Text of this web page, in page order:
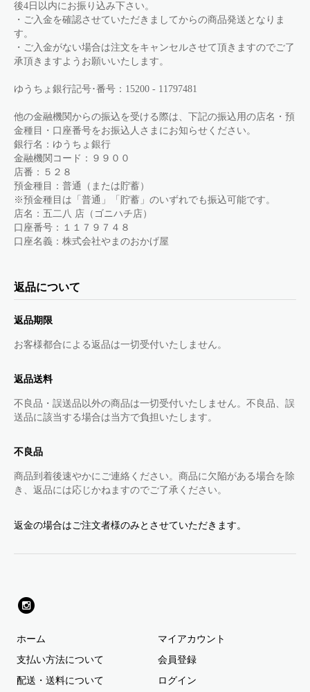
後4日以内にお振り込み下さい。
・ご入金を確認させていただきましてからの商品発送となりま
す。
・ご入金がない場合は注文をキャンセルさせて頂きますのでご了
承頂きますようお願いいたします。
ゆうちょ銀行記号･番号：15200 - 11797481
他の金融機関からの振込を受ける際は、下記の振込用の店名・預
金種目・口座番号をお振込人さまにお知らせください。
銀行名：ゆうちょ銀行
金融機関コード：９９００
店番：５２８
預金種目：普通（または貯蓄）
※預金種目は「普通」「貯蓄」のいずれでも振込可能です。
店名：五二八 店（ゴニハチ店）
口座番号：１１７９７４８
口座名義：株式会社やまのおかげ屋
返品について
返品期限
お客様都合による返品は一切受付いたしません。
返品送料
不良品・誤送品以外の商品は一切受付いたしません。不良品、誤
送品に該当する場合は当方で負担いたします。
不良品
商品到着後速やかにご連絡ください。商品に欠陥がある場合を除
き、返品には応じかねますのでご了承ください。
返金の場合はご注文者様のみとさせていただきます。
ホーム
支払い方法について
配送・送料について
マイアカウント
会員登録
ログイン